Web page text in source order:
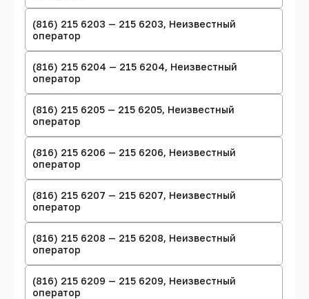
(816) 215 6203 — 215 6203, Неизвестный
оператор
(816) 215 6204 — 215 6204, Неизвестный
оператор
(816) 215 6205 — 215 6205, Неизвестный
оператор
(816) 215 6206 — 215 6206, Неизвестный
оператор
(816) 215 6207 — 215 6207, Неизвестный
оператор
(816) 215 6208 — 215 6208, Неизвестный
оператор
(816) 215 6209 — 215 6209, Неизвестный
оператор